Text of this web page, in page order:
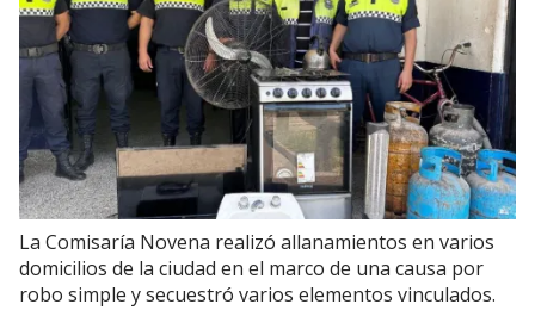
La Comisaría Novena realizó allanamientos en varios
domicilios de la ciudad en el marco de una causa por
robo simple y secuestró varios elementos vinculados.